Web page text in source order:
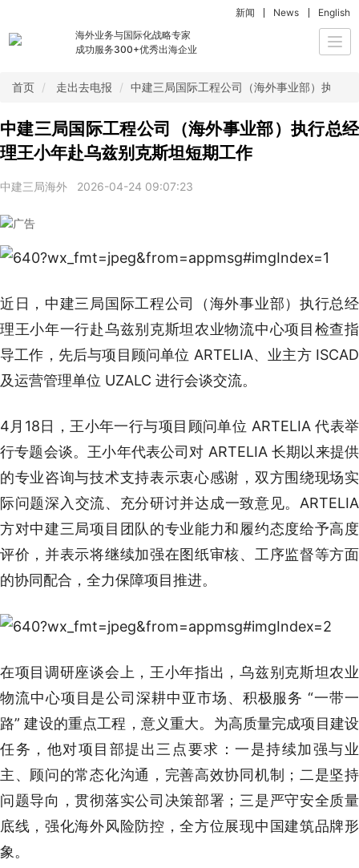
海外业务与国际化战略专家
成功服务300+优秀出海企业
新闻 News English
首页 走出去电报 中建三局国际工程公司（海外事业部）执行
中建三局国际工程公司（海外事业部）执行总经
理王小年赴乌兹别克斯坦短期工作
中建三局海外 2026-04-24 09:07:23
近日，中建三局国际工程公司（海外事业部）执行总经
理王小年一行赴乌兹别克斯坦农业物流中心项目检查指
导工作，先后与项目顾问单位 ARTELIA、业主方 ISCAD
及运营管理单位 UZALC 进行会谈交流。
4月18日，王小年一行与项目顾问单位 ARTELIA 代表举
行专题会谈。王小年代表公司对 ARTELIA 长期以来提供
的专业咨询与技术支持表示衷心感谢，双方围绕现场实
际问题深入交流、充分研讨并达成一致意见。ARTELIA
方对中建三局项目团队的专业能力和履约态度给予高度
评价，并表示将继续加强在图纸审核、工序监督等方面
的协同配合，全力保障项目推进。
在项目调研座谈会上，王小年指出，乌兹别克斯坦农业
物流中心项目是公司深耕中亚市场、积极服务 “一带一
路” 建设的重点工程，意义重大。为高质量完成项目建设
任务，他对项目部提出三点要求：一是持续加强与业
主、顾问的常态化沟通，完善高效协同机制；二是坚持
问题导向，贯彻落实公司决策部署；三是严守安全质量
底线，强化海外风险防控，全方位展现中国建筑品牌形
象。